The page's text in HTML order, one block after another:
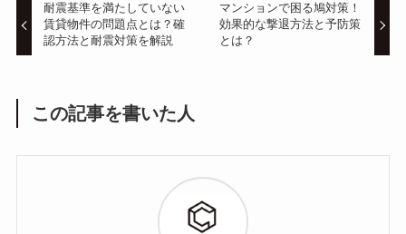
耐震基準を満たしていない
賃貸物件の問題点とは？確
認方法と耐震対策を解説
マンションで困る鳩対策！
効果的な撃退方法と予防策
とは？
この記事を書いた人